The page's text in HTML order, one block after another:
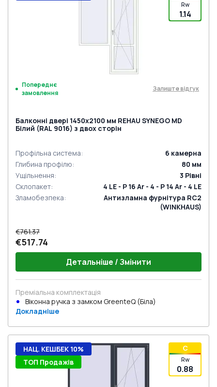
Rw
1.14
Попереднє
замовлення
Залиште відгук
Балконні двері 1450x2100 мм REHAU SYNEGO MD
Білий (RAL 9016) з двох сторін
Профільна система: 6 камерна
Глибина профілю: 80 мм
Ущільнення: 3 Рівні
Склопакет:
4 LE - P 16 Ar - 4 - P 14 Ar - 4 LE
Зламобезпека:
Антизламна фурнітура RC2
(WINKHAUS)
€761.37
€517.74
Детальніше / Змінити
Преміальна комплектація
Віконна ручка з замком GreenteQ (Біла)
Докладніше
C
Rw
0.88
НАЦ. КЕШБЕК 10%
ТОП Продажів